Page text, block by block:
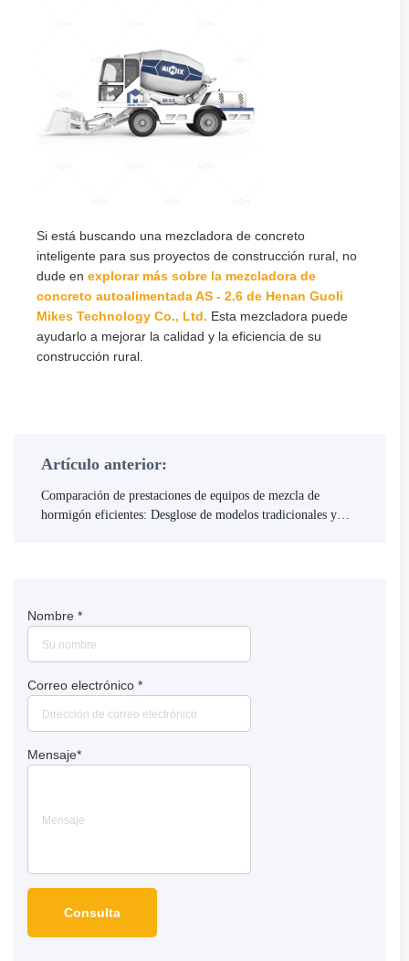
Si está buscando una mezcladora de concreto
inteligente para sus proyectos de construcción rural, no
dude en explorar más sobre la mezcladora de
concreto autoalimentada AS - 2.6 de Henan Guoli
Mikes Technology Co., Ltd. Esta mezcladora puede
ayudarlo a mejorar la calidad y la eficiencia de su
construcción rural.
Artículo anterior:
Comparación de prestaciones de equipos de mezcla de
hormigón eficientes: Desglose de modelos tradicionales y
Nombre *
Correo electrónico *
Mensaje*